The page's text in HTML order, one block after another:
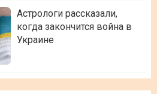
Астрологи рассказали,
когда закончится война в
Украине